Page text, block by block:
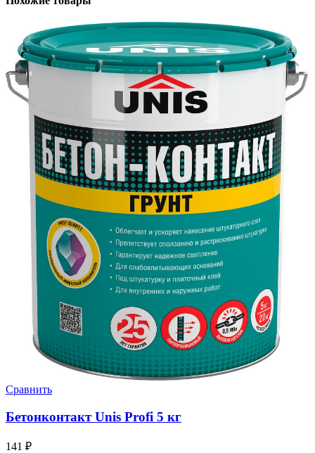
Сравнить
Бетонконтакт Unis Profi 5 кг
141 ₽